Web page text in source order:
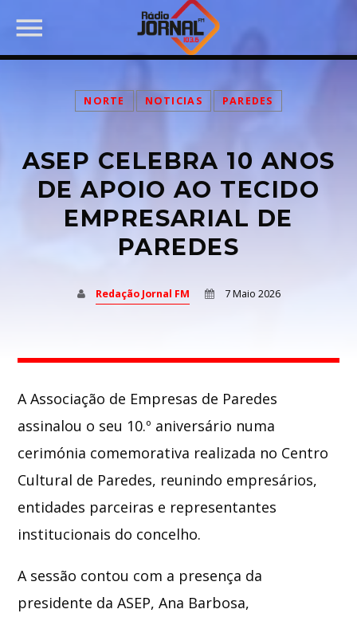
PARTILHAR:
Twitter
Facebook
Whatsapp
NORTE NOTICIAS PAREDES
ASEP CELEBRA 10 ANOS
DE APOIO AO TECIDO
EMPRESARIAL DE
PAREDES
Redação Jornal FM 7 Maio 2026
AAssociação de Empresas de Paredes
assinalou o seu 10.º aniversário numa
cerimónia comemorativa realizada no Centro
Cultural de Paredes, reunindo empresários,
entidades parceiras e representantes
institucionais do concelho.
A sessão contou com a presença da
presidente da ASEP,Ana Barbosa,